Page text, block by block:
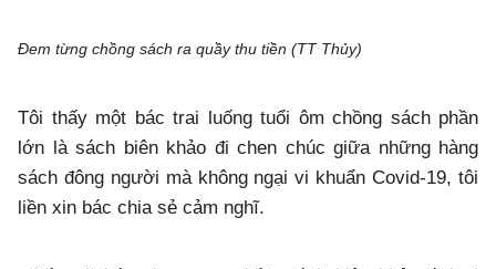
Đem từng chồng sách ra quầy thu tiền (TT Thủy)
Tôi thấy một bác trai luống tuổi ôm chồng sách phần
lớn là sách biên khảo đi chen chúc giữa những hàng
sách đông người mà không ngại vi khuẩn Covid-19, tôi
liền xin bác chia sẻ cảm nghĩ.